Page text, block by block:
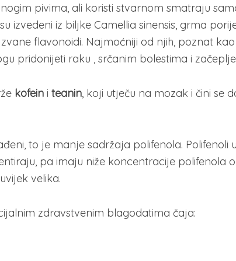
pivima, ali koristi stvarnom smatraju
izvedeni iz biljke Camellia sinensis, grma
flavonoidi. Najmoćniji od njih, poznat
pridonijeti raku , srčanim bolestima i
kofeini teanin, koji utječu na mozak i čini se
to je manje sadržaja polifenola. Polifenoli
pa imaju niže koncentracije polifenola
velika.
zdravstvenim blagodatima čaja: